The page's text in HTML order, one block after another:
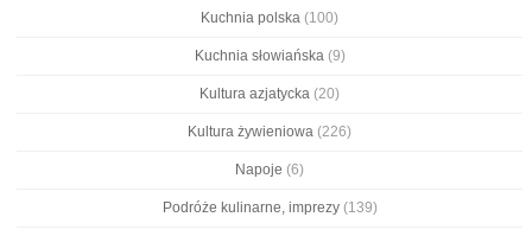
Kuchnia polska (100)
Kuchnia słowiańska(9)
Kultura azjatycka (20)
Kultura żywieniowa (226)
Napoje (6)
Podróże kulinarne, imprezy(139)